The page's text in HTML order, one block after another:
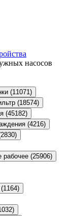
насосов
(11071)
(18574)
(45182)
(4216)
рабочее (25906)